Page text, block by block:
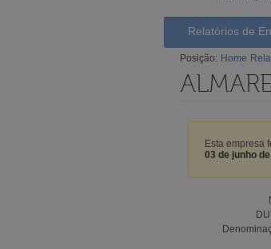
Relatórios de
Posição: Home
Esta empresa
03 de junho